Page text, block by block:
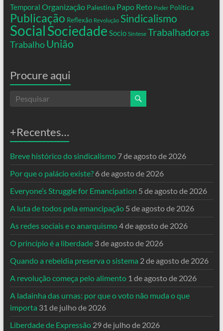
Temporal Organização Palestina Papo Reto Poder Política
Publicação Reflexão Revolução Sindicalismo
SocialSociedade Socio Síntese Trabalhadoras
Trabalho União
Procure aqui
+Recentes…
Breve histórico do sindicalismo 7 de agosto de 2026
Por que o palácio existe? 6 de agosto de 2026
Everyone’s Struggle for Emancipation 5 de agosto de 2026
A luta de todos pela emancipação 5 de agosto de 2026
As redes sociais e o anarquismo4 de agosto de 2026
O princípio é a liberdade 3 de agosto de 2026
Quando a rebeldia preserva o sistema 2 de agosto de 2026
A revolução começa pelo alimento 1 de agosto de 2026
A ladainha das urnas: por que o voto não muda o que
importa 31 de julho de 2026
Liberdade de Expressão 29 de julho de 2026